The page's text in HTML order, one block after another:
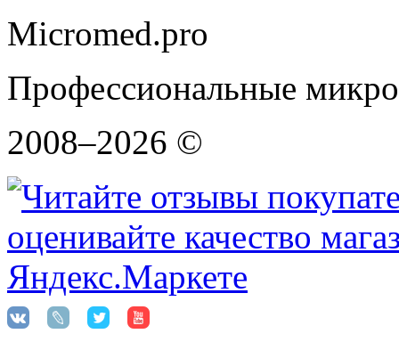
Micromed.pro
Профессиональные
2008–2026 ©